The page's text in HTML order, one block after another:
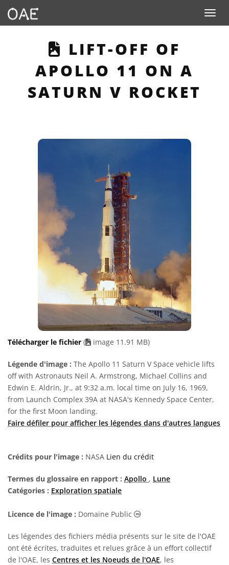
Toggle
THIS PAGE
LIFT-OFF OF
APOLLO 11 ON A
SATURN V ROCKET
Télécharger le fichier ( image 11.91 MB)
Légende d'image : The Apollo 11 Saturn V Space vehicle lifts
off with Astronauts Neil A. Armstrong, Michael Collins and
Edwin E. Aldrin, Jr., at 9:32 a.m. local time on July 16, 1969,
from Launch Complex 39A at NASA's Kennedy Space Center,
for the first Moon landing.
Faire défiler pour afficher les légendes dans d'autres langues
Crédits pour l'image : NASA Lien du crédit
Termes du glossaire en rapport : Apollo , Lune
Catégories : Exploration spatiale
Licence de l'image : Domaine Public Domaine Public Icônes
Les légendes des fichiers média présents sur le site de l'OAE
ont été écrites, traduites et relues grâce à un effort collectif
de l'OAE, les Centres et les Noeuds de l'OAE, les